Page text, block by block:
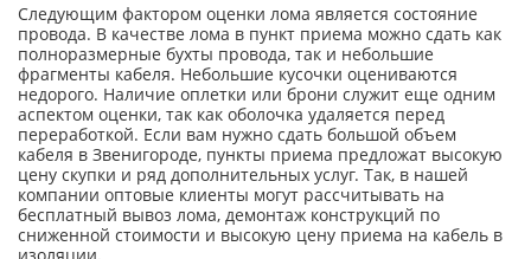
Следующим фактором оценки лома является состояние
провода. В качестве лома в пункт приема можно сдать как
полноразмерные бухты провода, так и небольшие
фрагменты кабеля. Небольшие кусочки оцениваются
недорого. Наличие оплетки или брони служит еще одним
аспектом оценки, так как оболочка удаляется перед
переработкой. Если вам нужно сдать большой объем
кабеля в Звенигороде, пункты приема предложат высокую
цену скупки и ряд дополнительных услуг. Так, в нашей
компании оптовые клиенты могут рассчитывать на
бесплатный вывоз лома, демонтаж конструкций по
сниженной стоимости и высокую цену приема на кабель в
изоляции.